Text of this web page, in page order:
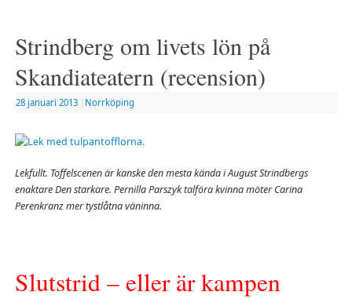
Strindberg om livets lön på
Skandiateatern (recension)
28 januari 2013 Norrköping
Lekfullt. Toffelscenen är kanske den mesta kända i August Strindbergs
enaktare Den starkare. PernillaParszyk talföra kvinna möter Carina
Perenkranz mer tystlåtna väninna.
Slutstrid – eller är kampen